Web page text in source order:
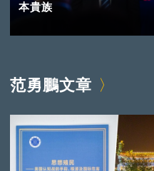
本貴族
范勇鵬文章